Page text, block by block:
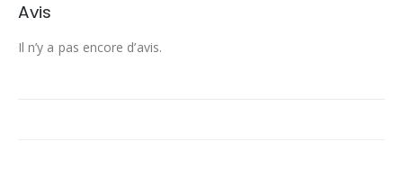
Avis
Il n’y a pas encore d’avis.